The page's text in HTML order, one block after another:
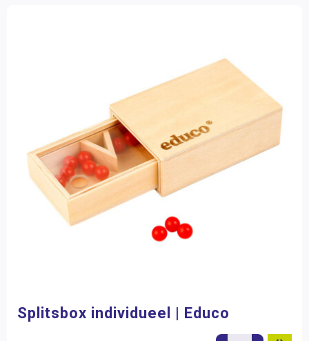
Splitsbox individueel | Educo